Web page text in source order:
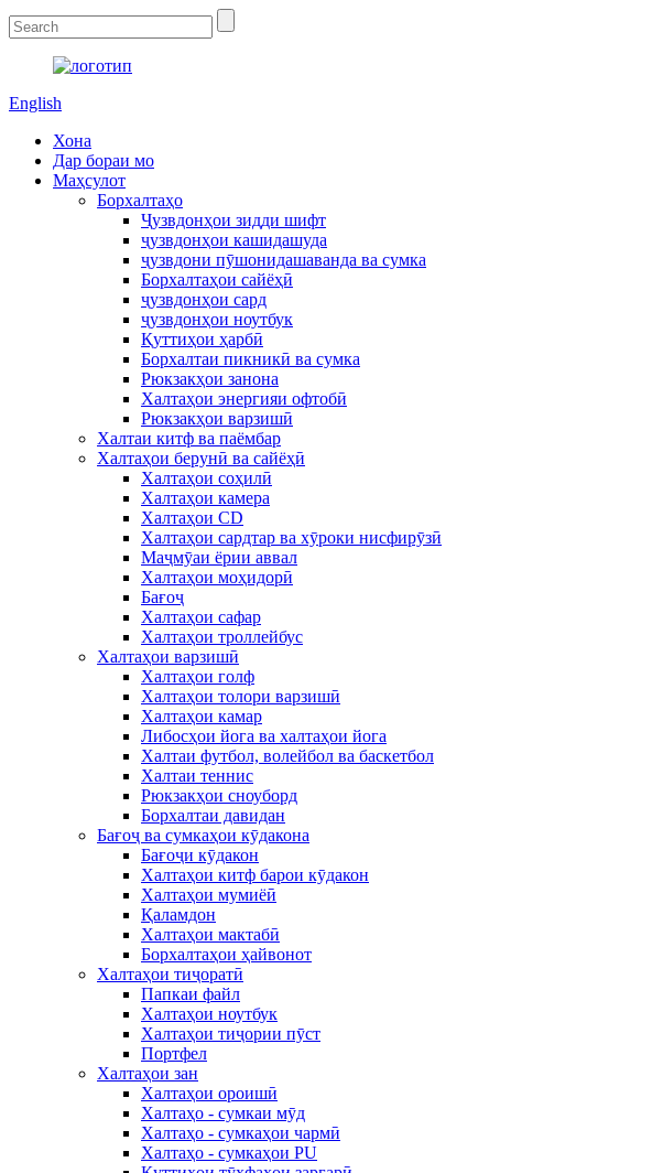
English
Хона
Дар бораи мо
Маҳсулот
Борхалтаҳо
Ҷузвдонҳои зидди шифт
ҷузвдонҳои кашидашуда
ҷузвдони пӯшонидашаванда ва сумка
Борхалтаҳои сайёҳӣ
ҷузвдонҳои сард
ҷузвдонҳои ноутбук
Қуттиҳои ҳарбӣ
Борхалтаи пикникӣ ва сумка
Рюкзакҳои занона
Халтаҳои энергияи офтобӣ
Рюкзакҳои варзишӣ
Халтаи китф ва паёмбар
Халтаҳои берунӣ ва сайёҳӣ
Халтаҳои соҳилӣ
Халтаҳои камера
Халтаҳои CD
Халтаҳои сардтар ва хӯроки нисфирӯзӣ
Маҷмӯаи ёрии аввал
Халтаҳои моҳидорӣ
Бағоҷ
Халтаҳои сафар
Халтаҳои троллейбус
Халтаҳои варзишӣ
Халтаҳои голф
Халтаҳои толори варзишӣ
Халтаҳои камар
Либосҳои йога ва халтаҳои йога
Халтаи футбол, волейбол ва баскетбол
Халтаи теннис
Рюкзакҳои сноуборд
Борхалтаи давидан
Бағоҷ ва сумкаҳои кӯдакона
Бағоҷи кӯдакон
Халтаҳои китф барои кӯдакон
Халтаҳои мумиёӣ
Қаламдон
Халтаҳои мактабӣ
Борхалтаҳои ҳайвонот
Халтаҳои тиҷоратӣ
Папкаи файл
Халтаҳои ноутбук
Халтаҳои тиҷории пӯст
Портфел
Халтаҳои зан
Халтаҳои ороишӣ
Халтаҳо - сумкаи мӯд
Халтаҳо - сумкаҳои чармӣ
Халтаҳо - сумкаҳои PU